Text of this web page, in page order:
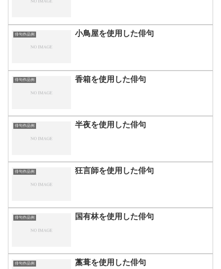
俳句作品例 小鳥屋を使用した俳句
俳句作品例 香箱を使用した俳句
俳句作品例 半夜を使用した俳句
俳句作品例 狂言師を使用した俳句
俳句作品例 国有林を使用した俳句
俳句作品例 藁葺を使用した俳句